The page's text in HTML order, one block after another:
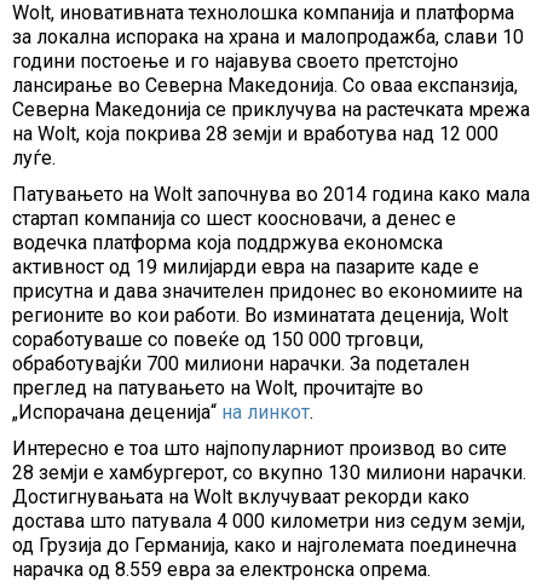
Wolt, иновативната технолошка компанија и платформа
за локална испорака на храна и малопродажба, слави 10
години постоење и го најавува своето претстојно
лансирање во Северна Македонија. Со оваа експанзија,
Северна Македонија се приклучува на растечката мрежа
на Wolt, која покрива 28 земји и вработува над 12 000
луѓе.
Патувањето на Wolt започнува во 2014 година како мала
стартап компанија со шест коосновачи, а денес е
водечка платформа која поддржува економска
активност од 19 милијарди евра на пазарите каде е
присутна и дава значителен придонес во економиите на
регионите во кои работи. Во изминатата деценија, Wolt
соработуваше со повеќе од 150 000 трговци,
обработувајќи 700 милиони нарачки. За подетален
преглед на патувањето на Wolt, прочитајте во
„Испорачана деценија“ на линкот.
Интересно е тоа што најпопуларниот производ во сите
28 земји е хамбургерот, со вкупно 130 милиони нарачки.
Достигнувањата на Wolt вклучуваат рекорди како
достава што патувала 4 000 километри низ седум земји,
од Грузија до Германија, како и најголемата поединечна
нарачка од 8.559 евра за електронска опрема.